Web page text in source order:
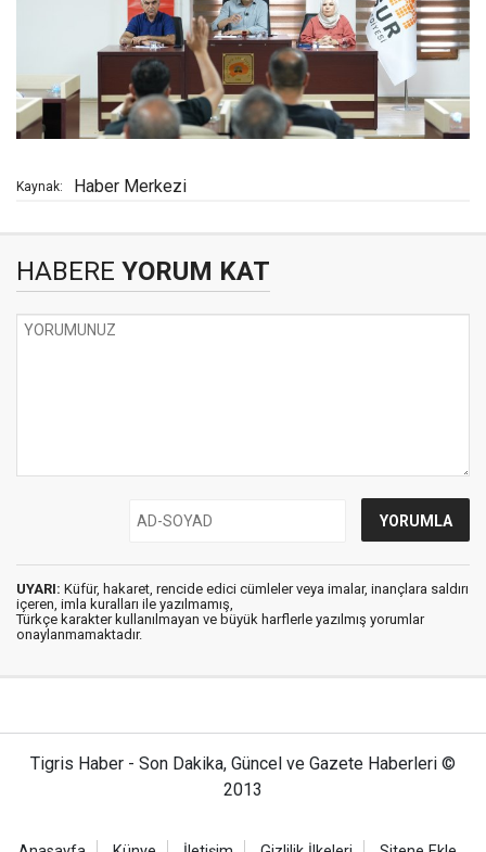
Kaynak: Haber Merkezi
HABERE YORUM KAT
UYARI: Küfür, hakaret, rencide edici cümleler veya imalar, inançlara saldırı
içeren, imla kuralları ile yazılmamış,
Türkçe karakter kullanılmayan ve büyük harflerle yazılmış yorumlar
onaylanmamaktadır.
Tigris Haber - Son Dakika, Güncel ve Gazete Haberleri ©
2013